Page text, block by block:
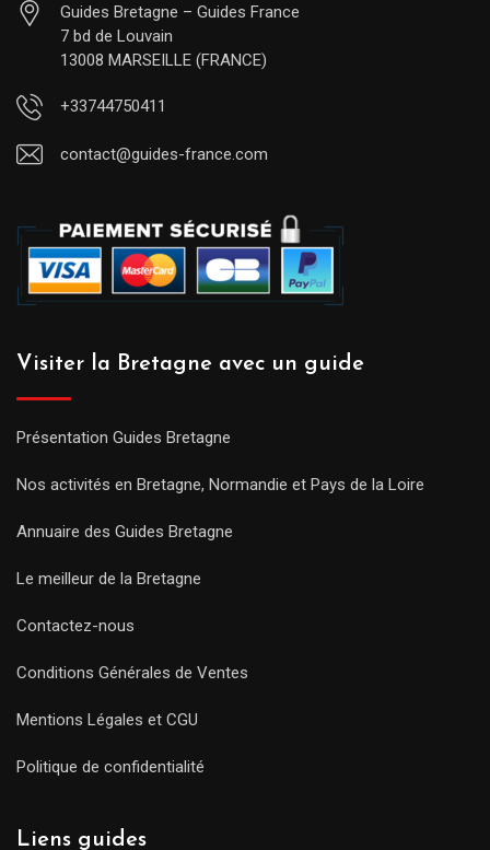
Guides Bretagne – Guides France
7 bd de Louvain
13008 MARSEILLE (FRANCE)
+33744750411
contact@guides-france.com
Visiter la Bretagne avec un guide
Présentation Guides Bretagne
Nos activités en Bretagne, Normandie et Pays de la Loire
Annuaire des Guides Bretagne
Le meilleur de la Bretagne
Contactez-nous
Conditions Générales de Ventes
Mentions Légales et CGU
Politique de confidentialité
Liens guides